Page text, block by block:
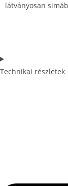
látványosan
Technikai részletek